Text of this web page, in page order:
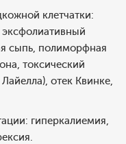
клетчатки:
сыпь, полиморфная
токсический
отек Квинке,
гиперкалиемия,